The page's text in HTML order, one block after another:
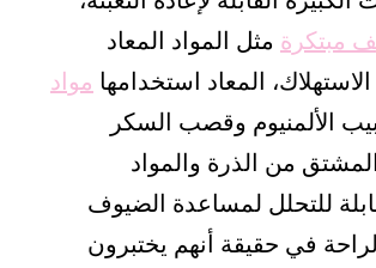
مبتكرة مثل المواد المعاد
المعاد استخدامها مواد
الألمنيوم وقصب السكر
من الذرة والمواد
للتحلل لمساعدة الضيوف
في حقيقة أنهم يختبرون